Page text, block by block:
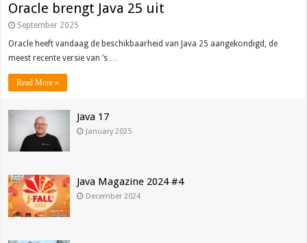
Oracle brengt Java 25 uit
September 2025
Oracle heeft vandaag de beschikbaarheid van Java 25 aangekondigd, de
meest recente versie van ’s …
Read More »
Java 17
January 2025
Java Magazine 2024 #4
December 2024